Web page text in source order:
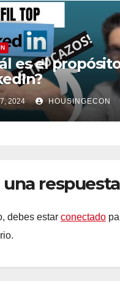
es el
7, 2024 HOUSINGECON
una respuesta
debes estar conectado